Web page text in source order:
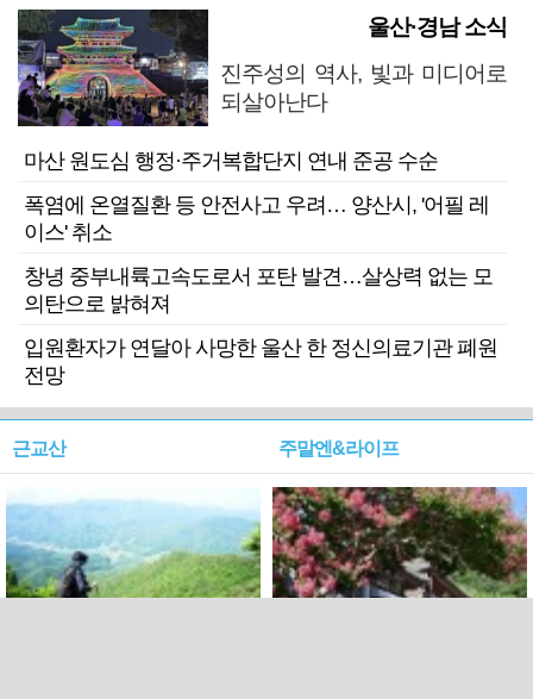
울산·경남 소식
진주성의 역사, 빛과 미디어로
되살아난다
마산 원도심 행정·주거복합단지 연내 준공 수순
폭염에 온열질환 등 안전사고 우려… 양산시, '어필 레
이스' 취소
창녕 중부내륙고속도로서 포탄 발견…살상력 없는 모
의탄으로 밝혀져
입원환자가 연달아 사망한 울산 한 정신의료기관 폐원
전망
근교산 주말엔&라이프